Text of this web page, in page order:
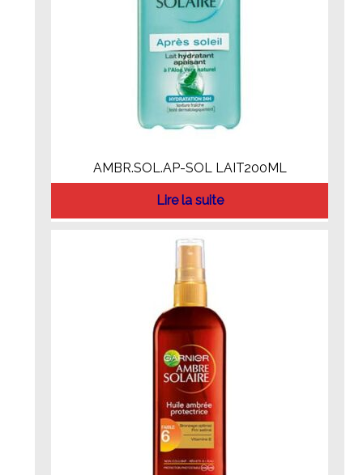
AMBR.SOL.AP-SOL LAIT200ML
Lire la suite